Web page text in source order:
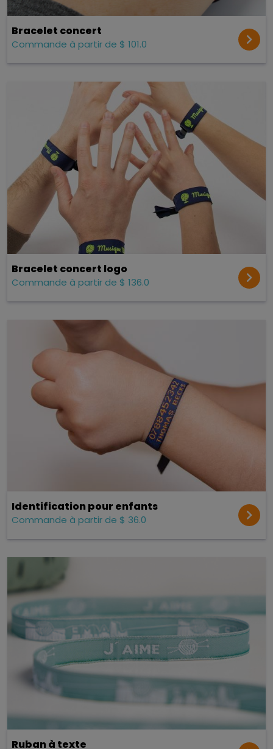
Bracelet concert
Commande à partir de $ 101.0
Bracelet concert logo
Commande à partir de $ 136.0
Identification pour enfants
Commande à partir de $ 36.0
Ruban à texte